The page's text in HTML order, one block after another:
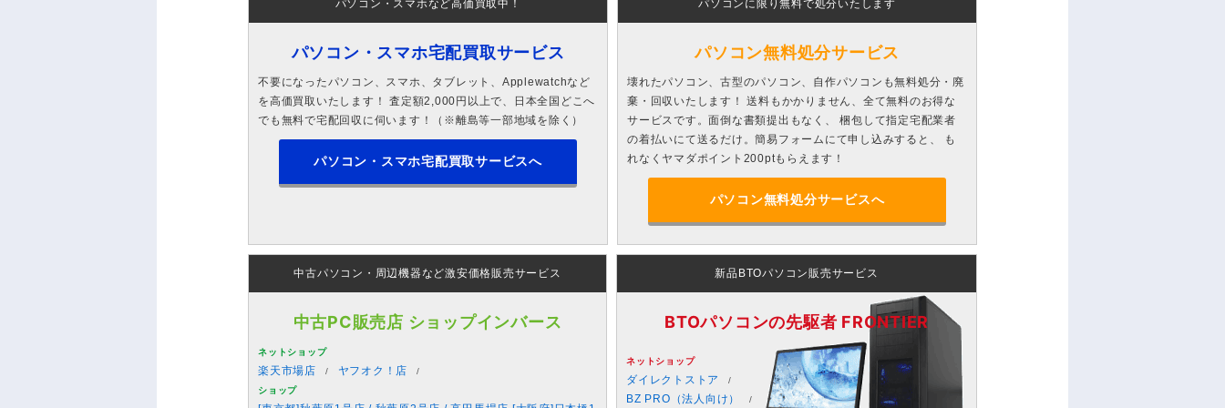
パソコン・スマホなど高価買取中！
パソコン・スマホ宅配買取サービス
不要になったパソコン、スマホ、タブレット、Applewatchなど
を高価買取いたします！ 査定額2,000円以上で、日本全国どこへ
でも無料で宅配回収に伺います！（※離島等一部地域を除く）
パソコン・スマホ宅配買取サービスへ
パソコンに限り無料で処分いたします
パソコン無料処分サービス
壊れたパソコン、古型のパソコン、自作パソコンも無料処分・廃
棄・回収いたします！ 送料もかかりません、全て無料のお得な
サービスです。面倒な書類提出もなく、 梱包して指定宅配業者
の着払いにて送るだけ。簡易フォームにて申し込みすると、 も
れなくヤマダポイント200ptもらえます！
パソコン無料処分サービスへ
中古パソコン・周辺機器など激安価格販売サービス
中古PC販売店 ショップインバース
ネットショップ
楽天市場店 ヤフオク！店
ショップ
新品BTOパソコン販売サービス
BTOパソコンの先駆者 FRONTIER
ネットショップ
ダイレクトストア
BZ PRO（法人向け）